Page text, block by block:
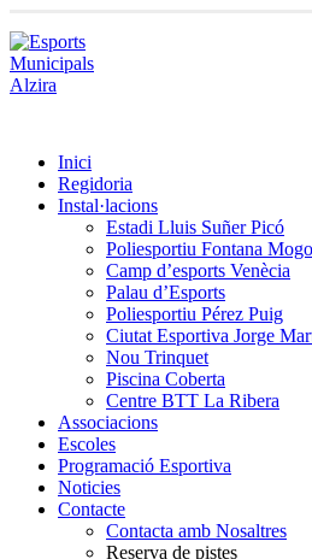
Inici
Regidoria
Instal·lacions
Estadi Lluis Suñer Picó
Poliesportiu Fontana
Camp d’esports Venècia
Palau d’Esports
Poliesportiu Pérez Puig
Ciutat Esportiva Jorge
Nou Trinquet
Piscina Coberta
Centre BTT La Ribera
Associacions
Escoles
Programació Esportiva
Noticies
Contacte
Contacta amb Nosaltres
Reserva de pistes